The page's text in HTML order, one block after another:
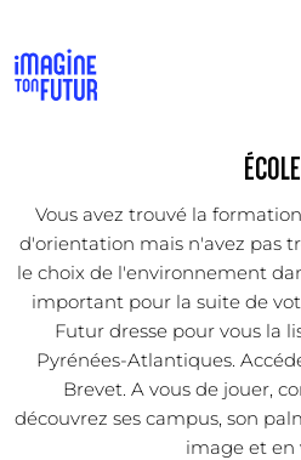
ÉCOLE
Vous avez trouvé la
d'orientation mais n'avez pas
le choix de l'environnement
important pour la suite de
Futur dresse pour vous la
Pyrénées-Atlantiques.
Brevet. A vous de jouer,
découvrez ses campus, son
image et en